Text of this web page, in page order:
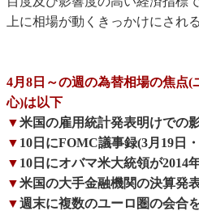
上に相場が動くきっかけにされ
4月8日～の週の為替相場の焦点(
心)は以下
▼米国の雇用統計発表明けでの
▼ 10日にFOMC議事録(3月19日
▼ 10日にオバマ米大統領が2014
▼米国の大手金融機関の決算発
▼週末に複数のユーロ圏の会合